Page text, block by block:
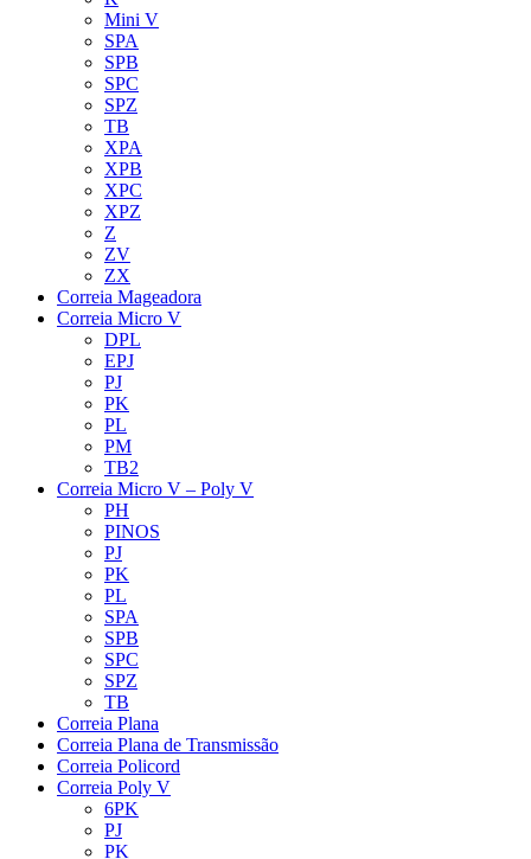
Mini V
SPA
SPB
SPC
SPZ
TB
XPA
XPB
XPC
XPZ
Z
ZV
ZX
Correia Mageadora
Correia Micro V
DPL
EPJ
PJ
PK
PL
PM
TB2
Correia Micro V – Poly V
PH
PINOS
PJ
PK
PL
SPA
SPB
SPC
SPZ
TB
Correia Plana
Correia Plana de Transmissão
Correia Policord
Correia Poly V
6PK
PJ
PK